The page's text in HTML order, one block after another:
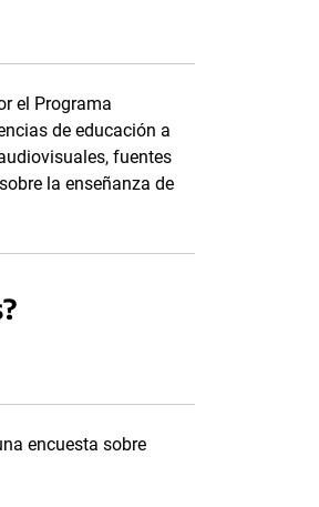
el Programa
de educación a
fuentes
la enseñanza de
encuesta sobre